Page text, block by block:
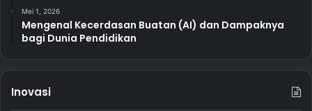
Mei 1, 2026
Mengenal Kecerdasan Buatan (AI) dan Dampaknya
bagi Dunia Pendidikan
Inovasi